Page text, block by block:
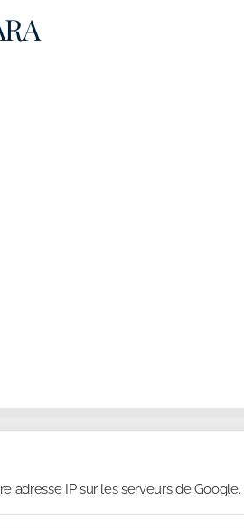
adresse IP sur les serveurs de Google.